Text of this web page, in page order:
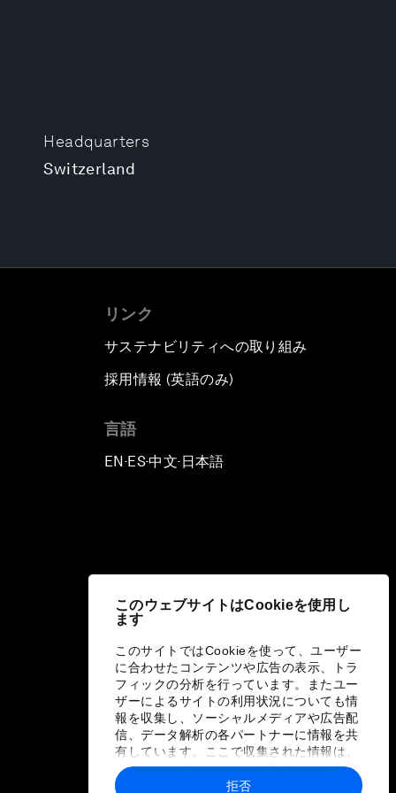
このウェブサイトはCookieを使用し
ます
このサイトではCookieを使って、ユーザー
に合わせたコンテンツや広告の表示、トラ
フィックの分析を行っています。またユー
ザーによるサイトの利用状況についても情
報を収集し、ソーシャルメディアや広告配
信、データ解析の各パートナーに情報を共
有しています。ここで収集された情報は、
ユーザーが各パートナーに提供した他の情
報や各パートナーのサービスを使用した際
拒否
Headquarters
Switzerland
リンク
サステナビリティへの取り組み
採用情報 (英語のみ)
言語
EN ▪ES▪中文▪ 日本語